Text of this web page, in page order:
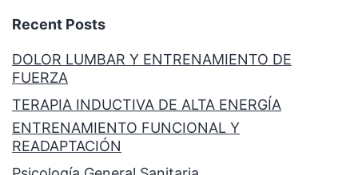
Recent Posts
DOLOR LUMBAR Y ENTRENAMIENTO DE
FUERZA
TERAPIA INDUCTIVA DE ALTA ENERGÍA
ENTRENAMIENTO FUNCIONAL Y
READAPTACIÓN